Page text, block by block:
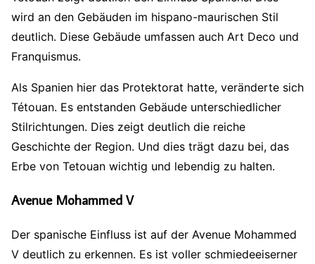
wird an den Gebäuden im hispano-maurischen Stil
deutlich. Diese Gebäude umfassen auch Art Deco und
Franquismus.
Als Spanien hier das Protektorat hatte, veränderte sich
Tétouan. Es entstanden Gebäude unterschiedlicher
Stilrichtungen. Dies zeigt deutlich die reiche
Geschichte der Region. Und dies trägt dazu bei, das
Erbe von Tetouan wichtig und lebendig zu halten.
Avenue Mohammed V
Der spanische Einfluss ist auf der Avenue Mohammed
V deutlich zu erkennen. Es ist voller schmiedeeiserner